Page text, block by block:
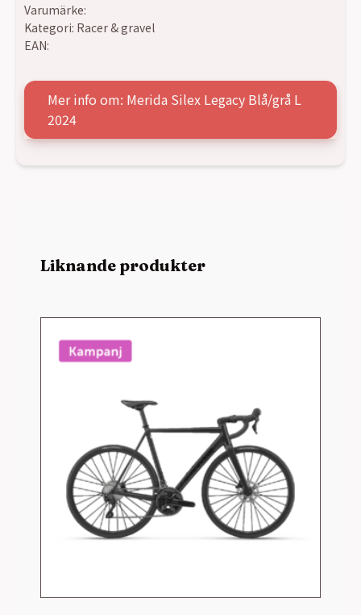
Varumärke:
Kategori: Racer & gravel
EAN:
Mer info om: Merida Silex Legacy Blå/grå L
2024
Liknande produkter